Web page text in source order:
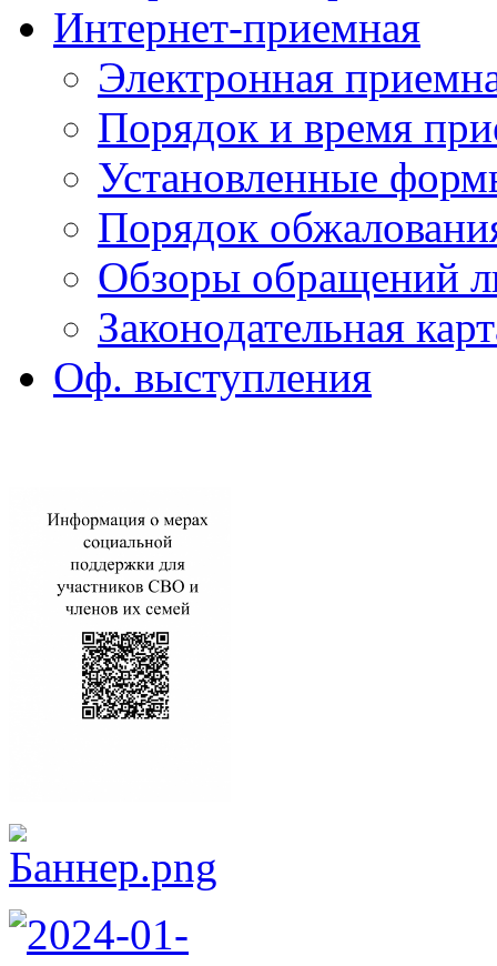
Интернет-приемная
Электронная
Порядок и время
Установленные
Порядок
Обзоры обращений
Законодательная
Оф. выступления